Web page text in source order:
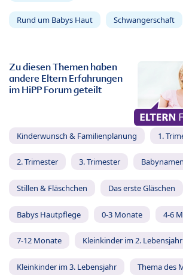
Rund um Babys Haut Schwangerschaft
Zu diesen Themen haben
andere Eltern Erfahrungen
im HiPP Forum geteilt
Kinderwunsch & Familienplanung 1.
2. Trimester 3. Trimester Babynamen
Stillen & Fläschchen Das erste Gläschen
Babys Hautpflege 0-3 Monate 4-6
7-12 Monate Kleinkinder im 2. Lebensjahr
Kleinkinder im 3. Lebensjahr Thema des